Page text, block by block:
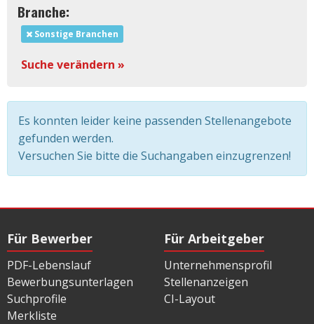
Branche:
Sonstige Branchen
Suche verändern »
Es konnten leider keine passenden Stellenangebote
gefunden werden.
Versuchen Sie bitte die Suchangaben einzugrenzen!
Für Bewerber
PDF-Lebenslauf
Bewerbungsunterlagen
Suchprofile
Merkliste
Für Arbeitgeber
Unternehmensprofil
Stellenanzeigen
CI-Layout